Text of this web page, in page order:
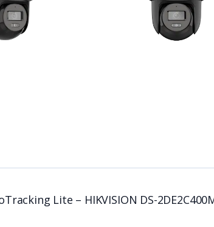
Lite – HIKVISION DS-